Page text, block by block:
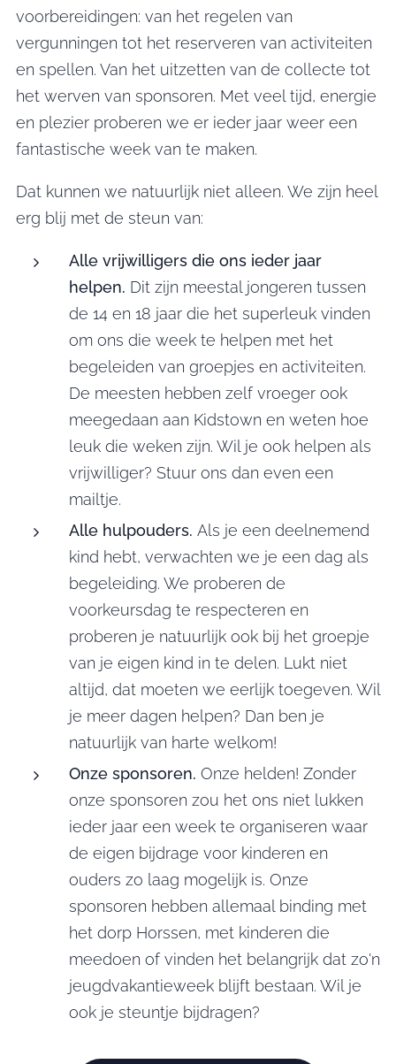
voorbereidingen: van het regelen van
vergunningen tot het reserveren van activiteiten
en spellen. Van het uitzetten van de collecte tot
het werven van sponsoren. Met veel tijd, energie
en plezier proberen we er ieder jaar weer een
fantastische week van te maken.
Dat kunnen we natuurlijk niet alleen. We zijn heel
erg blij met de steun van:
Alle vrijwilligers die ons ieder jaar
helpen. Dit zijn meestal jongeren tussen
de 14 en 18 jaar die het superleuk vinden
om ons die week te helpen met het
begeleiden van groepjes en activiteiten.
De meesten hebben zelf vroeger ook
meegedaan aan Kidstown en weten hoe
leuk die weken zijn. Wil je ook helpen als
vrijwilliger? Stuur ons dan even een
mailtje.
Alle hulpouders. Als je een deelnemend
kind hebt, verwachten we je een dag als
begeleiding. We proberen de
voorkeursdag te respecteren en
proberen je natuurlijk ook bij het groepje
van je eigen kind in te delen. Lukt niet
altijd, dat moeten we eerlijk toegeven. Wil
je meer dagen helpen? Dan ben je
natuurlijk van harte welkom!
Onze sponsoren. Onze helden! Zonder
onze sponsoren zou het ons niet lukken
ieder jaar een week te organiseren waar
de eigen bijdrage voor kinderen en
ouders zo laag mogelijk is. Onze
sponsoren hebben allemaal binding met
het dorp Horssen, met kinderen die
meedoen of vinden het belangrijk dat zo'n
jeugdvakantieweek blijft bestaan. Wil je
ook je steuntje bijdragen?